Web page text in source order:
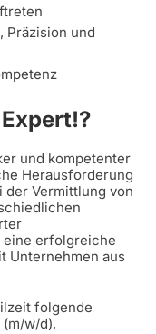
Präzision und
und kompetenter
Herausforderung
Vermittlung von
erfolgreiche
Unternehmen aus
folgende
w/d),